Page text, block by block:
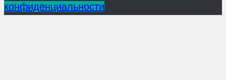
конфиденциальности